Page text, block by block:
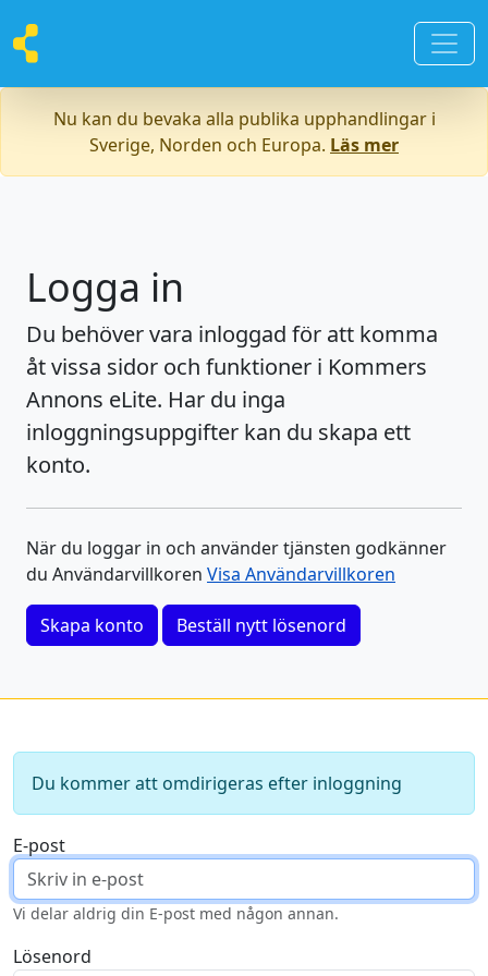
Nu kan du bevaka alla publika upphandlingar i
Sverige, Norden och Europa. Läs mer
Logga in
Du behöver vara inloggad för att komma
åt vissa sidor och funktioner i Kommers
Annons eLite. Har du inga
inloggningsuppgifter kan du skapa ett
konto.
När du loggar in och använder tjänsten godkänner
du Användarvillkoren Visa Användarvillkoren
Skapa konto Beställ nytt lösenord
Du kommer att omdirigeras efter inloggning
E-post
Vi delar aldrig din E-post med någon annan.
Lösenord